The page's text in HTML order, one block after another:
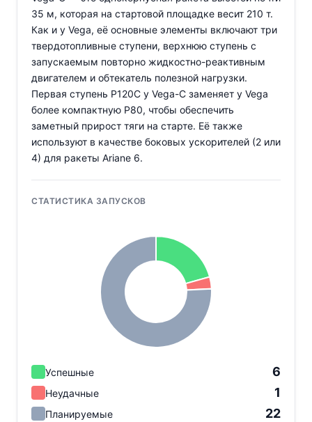
35 м, которая на стартовой площадке весит 210 т.
Как и у Vega, её основные элементы включают три
твердотопливные ступени, верхнюю ступень с
запускаемым повторно жидкостно-реактивным
двигателем и обтекатель полезной нагрузки.
Первая ступень P120C у Vega-C заменяет у Vega
более компактную P80, чтобы обеспечить
заметный прирост тяги на старте. Её также
используют в качестве боковых ускорителей (2 или
4) для ракеты Ariane 6.
СТАТИСТИКА ЗАПУСКОВ
Успешные 6
Неудачные 1
Планируемые 22